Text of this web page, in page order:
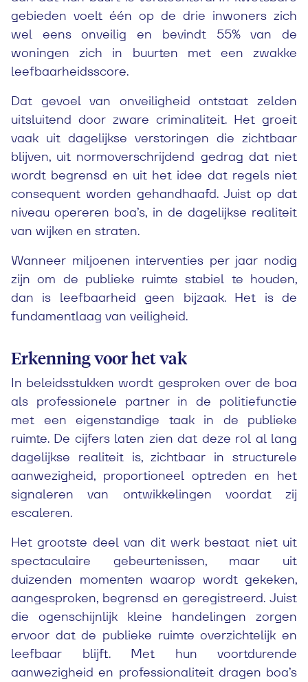
gebieden voelt één op de drie inwoners zich
wel eens onveilig en bevindt 55% van de
woningen zich in buurten met een zwakke
leefbaarheidsscore.
Dat gevoel van onveiligheid ontstaat zelden
uitsluitend door zware criminaliteit. Het groeit
vaak uit dagelijkse verstoringen die zichtbaar
blijven, uit normoverschrijdend gedrag dat niet
wordt begrensd en uit het idee dat regels niet
consequent worden gehandhaafd. Juist op dat
niveau opereren boa’s, in de dagelijkse realiteit
van wijken en straten.
Wanneer miljoenen interventies per jaar nodig
zijn om de publieke ruimte stabiel te houden,
dan is leefbaarheid geen bijzaak. Het is de
fundamentlaag van veiligheid.
Erkenning voor het vak
In beleidsstukken wordt gesproken over de boa
als professionele partner in de politiefunctie
met een eigenstandige taak in de publieke
ruimte. De cijfers laten zien dat deze rol al lang
dagelijkse realiteit is, zichtbaar in structurele
aanwezigheid, proportioneel optreden en het
signaleren van ontwikkelingen voordat zij
escaleren.
Het grootste deel van dit werk bestaat niet uit
spectaculaire gebeurtenissen, maar uit
duizenden momenten waarop wordt gekeken,
aangesproken, begrensd en geregistreerd. Juist
die ogenschijnlijk kleine handelingen zorgen
ervoor dat de publieke ruimte overzichtelijk en
leefbaar blijft. Met hun voortdurende
aanwezigheid en professionaliteit dragen boa’s